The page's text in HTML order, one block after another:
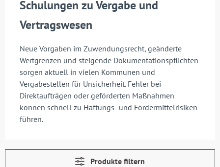
Schulungen zu Vergabe und
Vertragswesen
Neue Vorgaben im Zuwendungsrecht, geänderte
Wertgrenzen und steigende Dokumentationspflichten
sorgen aktuell in vielen Kommunen und
Vergabestellen für Unsicherheit. Fehler bei
Direktaufträgen oder geförderten Maßnahmen
können schnell zu Haftungs- und Fördermittelrisiken
führen.
Produkte filtern